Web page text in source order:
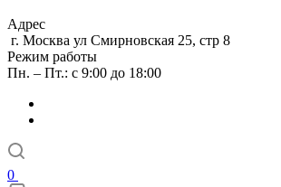
Адрес
г. Москва ул Смирновская 25, стр 8
Режим работы
Пн. – Пт.: с 9:00 до 18:00
0